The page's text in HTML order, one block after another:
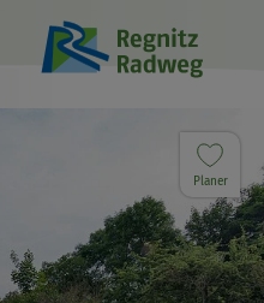
Planer